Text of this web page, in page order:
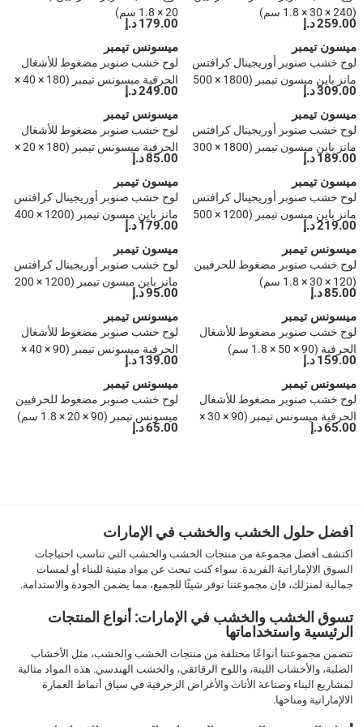
(240 × 30 × 1.8 سم)
259.00 د.إ
20 × 1.8 سم)
179.00 د.إ
ميسون تيمبر
لوح خشب صنوبر أوريجينال كرافتس
مانز باين ميسون تيمبر (1800 × 500
× 18 ملم)
309.00 د.إ
ميسونس تيمبر
لوح خشب صنوبر مضغوط للأشغال
الحرفية ميسونس تيمبر (180 × 40 ×
1.8 سم)
249.00 د.إ
ميسون تيمبر
لوح خشب صنوبر أوريجينال كرافتس
مانز باين ميسون تيمبر (1800 × 300
× 18 ملم)
189.00 د.إ
ميسونس تيمبر
لوح خشب صنوبر مضغوط للأشغال
الحرفية ميسونس تيمبر (180 × 20 ×
1.8 سم)
85.00 د.إ
ميسون تيمبر
لوح خشب صنوبر أوريجينال كرافتس
مانز باين ميسون تيمبر (1200 × 500
× 18 ملم)
219.00 د.إ
ميسون تيمبر
لوح خشب صنوبر أوريجينال كرافتس
مانز باين ميسون تيمبر (1200 × 400
× 18 ملم)
179.00 د.إ
ميسونس تيمبر
لوح خشب صنوبر مضغوط للحرفيين
(120 × 30 × 1.8 سم)
85.00 د.إ
ميسون تيمبر
لوح خشب صنوبر أوريجينال كرافتس
مانز باين ميسون تيمبر (1200 × 200
× 18 ملم)
95.00 د.إ
ميسونس تيمبر
لوح خشب صنوبر مضغوط للأشغال
الحرفية (90 × 50 × 1.8 سم)
159.00 د.إ
ميسونس تيمبر
لوح خشب صنوبر مضغوط للأشغال
الحرفية ميسونس تيمبر (90 × 40 ×
1.8 سم)
139.00 د.إ
ميسونس تيمبر
لوح خشب صنوبر مضغوط للأشغال
الحرفية ميسونس تيمبر (90 × 30 ×
1.8 سم)
65.00 د.إ
ميسونس تيمبر
لوح خشب صنوبر مضغوط للحرفيين
ميسونس تيمبر (90 × 20 × 1.8 سم)
65.00 د.إ
5
6
7
›
أفضل حلول الخشب والخشب في الإمارات
اكتشف أفضل مجموعة من منتجات الخشب والخشب التي تناسب احتياجات
السوق الالإماراتية الفريدة. سواء كنت تبحث عن مواد متينة للبناء أو لمسات
جمالية لمنزلك، فإن مجموعتنا توفر شيئًا للجميع، مما يضمن الجودة والاستدامة.
تسوق الخشب والخشب في الإمارات: أنواع المنتجات
الرئيسية واستخداماتها
تتضمن مجموعتنا أنواعًا مختلفة من منتجات الخشب والخشب، مثل الأخشاب
الصلبة، والأخشاب اللينة، واللوح الرقائقي، والخشب الهندسي. هذه المواد مثالية
لمشاريع البناء وصناعة الأثاث والأغراض الزخرفية في سياق أنماط العمارة
الالإماراتية ومناخها.